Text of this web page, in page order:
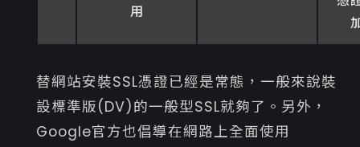
用
替網站安裝SSL憑證已經是常態，一般來說裝
設標準版(DV)的一般型SSL就夠了。另外，
Google官方也倡導在網路上全面使用